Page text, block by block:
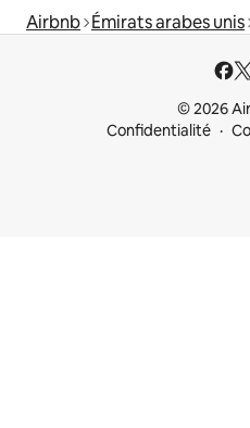
Airbnb Émirats arabes unis
© 2026
Confidentialité